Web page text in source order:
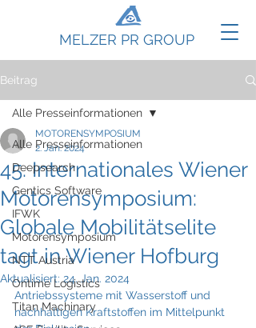
MELZER PR GROUP
Beitrag
Alle Presseinformationen
Deepsearch
Gentics Software
IFWK
Motorensymposium
NTT Austria
Ontime Logistics
Titan Machinary
Alle Presseinformationen
45. Internationales Wiener
Motorensymposium:
Globale Mobilitätselite
tagt in Wiener Hofburg
MOTORENSYMPOSIUM
2. Jan. 2024
Aktualisiert:24. Jan. 2024
Antriebssysteme mit Wasserstoff und
nachhaltigen Kraftstoffen im Mittelpunkt